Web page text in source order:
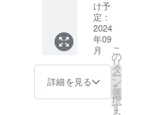
日 限
定数
（１日
50食程
度）を
越えた
場合は
のもの
で、イ
メージ
です。
万が一
です
が、９
お送り
いたし
ます。
ひとつ
ひとつ
の手作
りで
す。 足
から健
け予
定：
2024
年09
月
詳細を見る
こ
の
リ
タ
ー
ン
を
選
択
す